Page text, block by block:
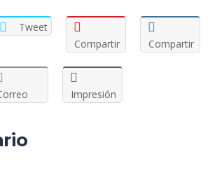
Tweet
Compartir
Compartir
Impresión